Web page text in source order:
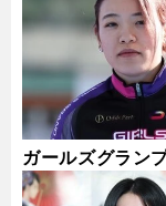
ガールズグラン